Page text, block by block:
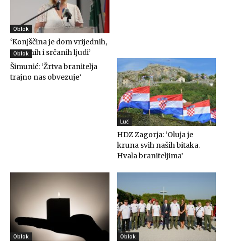
Oblok
‘Konjščina je dom vrijednih,
poštenih i srčanih ljudi’
Oblok
Šimunić: ‘Žrtva branitelja
trajno nas obvezuje’
Luč
HDZ Zagorja: ‘Oluja je
kruna svih naših bitaka.
Hvala braniteljima’
Oblok Oblok